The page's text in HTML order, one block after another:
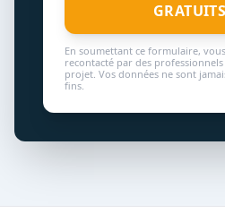
En soumettant ce formulaire,
recontacté par des
projet. Vos données ne sont
fins.